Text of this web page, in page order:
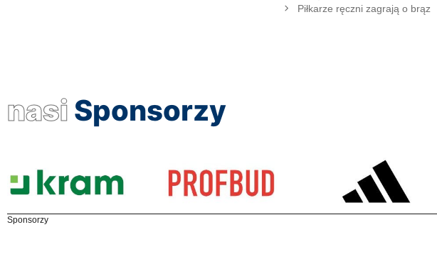
Piłkarze ręczni zagrają o brąz
nasi Sponsorzy
Sponsorzy